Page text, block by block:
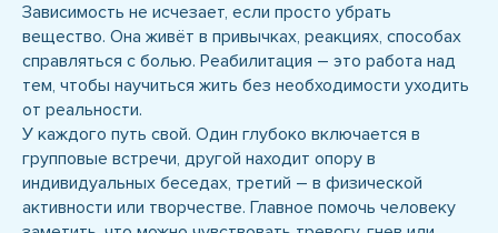
Зависимость не исчезает, если просто убрать
вещество. Она живёт в привычках, реакциях, способах
справляться с болью. Реабилитация – это работа над
тем, чтобы научиться жить без необходимости уходить
от реальности.
У каждого путь свой. Один глубоко включается в
групповые встречи, другой находит опору в
индивидуальных беседах, третий – в физической
активности или творчестве. Главное помочь человеку